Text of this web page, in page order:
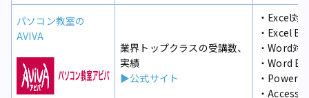
パソコン教室の
AVIVA
業界トップクラスの受講数、
実績
▶公式サイト
・Excel対
・Excel
・Word対
・Word
・
・Access